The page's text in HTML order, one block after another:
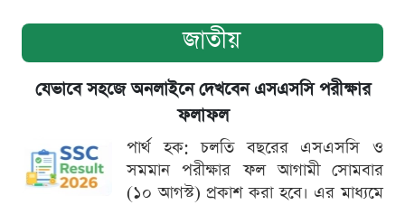
জাতীয়
যেভাবে সহজে অনলাইনে দেখবেন এসএসসি পরীক্ষার
ফলাফল
পার্থ হক: চলতি বছরের এসএসসি ও
সমমান পরীক্ষার ফল আগামী সোমবার
(১০ আগস্ট) প্রকাশ করা হবে। এর মাধ্যমে